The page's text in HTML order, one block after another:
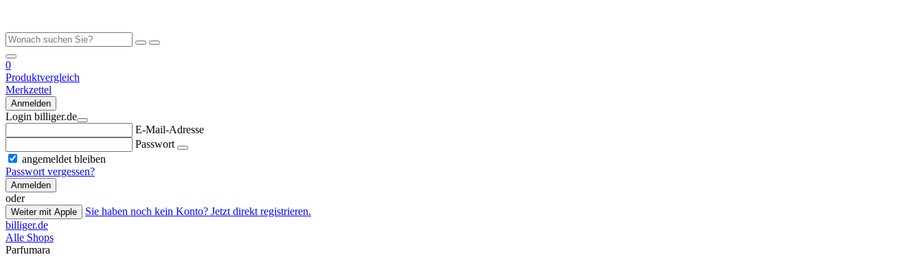
0
Produktvergleich
Merkzettel
Anmelden
Login billiger.de
E-Mail-Adresse
Passwort
angemeldet bleiben
Passwort vergessen?
Anmelden
oder
Weiter mit Apple
Sie haben noch kein Konto? Jetzt direkt registrieren.
billiger.de
Alle Shops
Parfumara